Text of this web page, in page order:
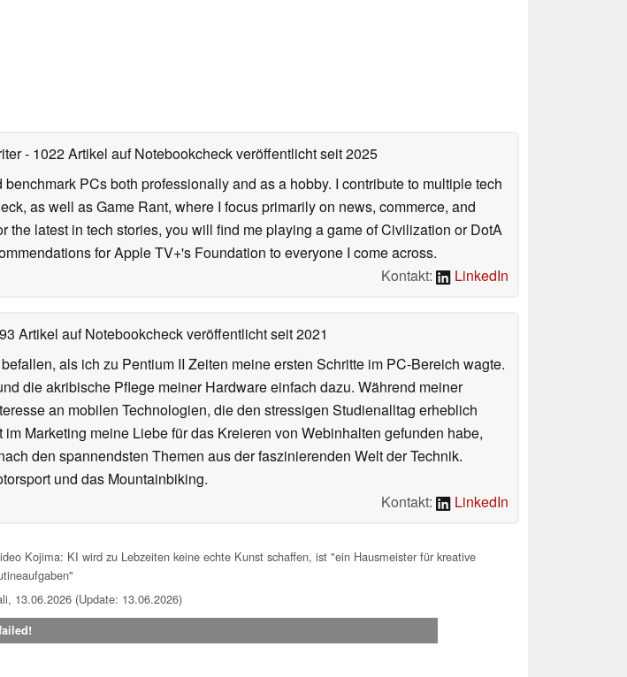
- 1022 Artikel auf Notebookcheck veröffentlichtseit 2025
PCs both professionally and as a hobby. I contribute to multiple tech
as well as Game Rant, where I focus primarily on news, commerce, and
the latest in tech stories, you will find me playing a game of Civilization or DotA
for Apple TV+'s Foundation to everyone I come across.
Kontakt:
LinkedIn
Artikel auf Notebookcheck veröffentlichtseit 2021
als ich zu Pentium II Zeiten meine ersten Schritte im PC-Bereich wagte.
die akribische Pflege meiner Hardware einfach dazu. Während meiner
an mobilen Technologien, die den stressigen Studienalltag erheblich
Marketing meine Liebe für das Kreieren von Webinhalten gefunden habe,
den spannendsten Themen aus der faszinierenden Welt der Technik.
und das Mountainbiking.
Kontakt:
LinkedIn
Kojima: KI wird zu Lebzeiten keine echte Kunst schaffen, ist "ein Hausmeister für kreative
13.06.2026 (Update: 13.06.2026)